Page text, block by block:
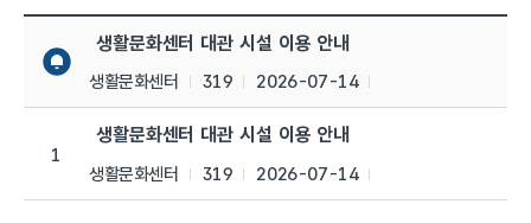
생활문화센터 > 공지사항 목록으로 번호, 제목, 작성자, 조회수,등
생활문화센터 대관 시설 이용 안내
생활문화센터 319 2026-07-14
1
생활문화센터 대관 시설 이용 안내
생활문화센터 319 2026-07-14